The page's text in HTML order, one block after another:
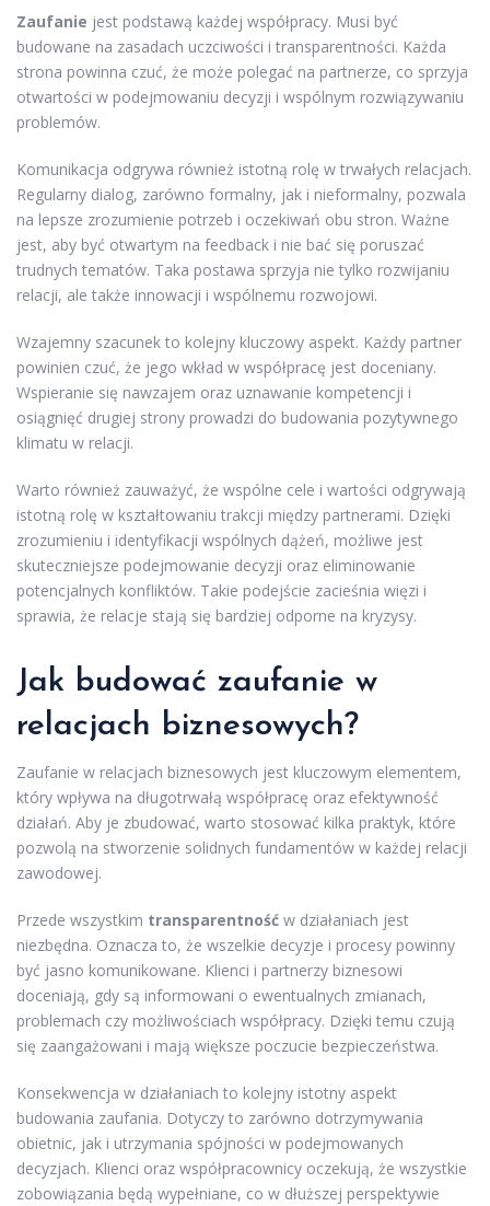
Zaufanie jest podstawą każdej współpracy. Musi być
budowane na zasadach uczciwości i transparentności. Każda
strona powinna czuć, że może polegać na partnerze, co sprzyja
otwartości w podejmowaniu decyzji i wspólnym rozwiązywaniu
problemów.
Komunikacja odgrywa również istotną rolę w trwałych relacjach.
Regularny dialog, zarówno formalny, jak i nieformalny, pozwala
na lepsze zrozumienie potrzeb i oczekiwań obu stron. Ważne
jest, aby być otwartym na feedback i nie bać się poruszać
trudnych tematów. Taka postawa sprzyja nie tylko rozwijaniu
relacji, ale także innowacji i wspólnemu rozwojowi.
Wzajemny szacunek to kolejny kluczowy aspekt. Każdy partner
powinien czuć, że jego wkład w współpracę jest doceniany.
Wspieranie się nawzajem oraz uznawanie kompetencji i
osiągnięć drugiej strony prowadzi do budowania pozytywnego
klimatu w relacji.
Warto również zauważyć, że wspólne cele i wartości odgrywają
istotną rolę w kształtowaniu trakcji między partnerami. Dzięki
zrozumieniu i identyfikacji wspólnych dążeń, możliwe jest
skuteczniejsze podejmowanie decyzji oraz eliminowanie
potencjalnych konfliktów. Takie podejście zacieśnia więzi i
sprawia, że relacje stają się bardziej odporne na kryzysy.
Jak budować zaufanie w
relacjach biznesowych?
Zaufanie w relacjach biznesowych jest kluczowym elementem,
który wpływa na długotrwałą współpracę oraz efektywność
działań. Aby je zbudować, warto stosować kilka praktyk, które
pozwolą na stworzenie solidnych fundamentów w każdej relacji
zawodowej.
Przede wszystkim transparentność w działaniach jest
niezbędna. Oznacza to, że wszelkie decyzje i procesy powinny
być jasno komunikowane. Klienci i partnerzy biznesowi
doceniają, gdy są informowani o ewentualnych zmianach,
problemach czy możliwościach współpracy. Dzięki temu czują
się zaangażowani i mają większe poczucie bezpieczeństwa.
Konsekwencja w działaniach to kolejny istotny aspekt
budowania zaufania. Dotyczy to zarówno dotrzymywania
obietnic, jak i utrzymania spójności w podejmowanych
decyzjach. Klienci oraz współpracownicy oczekują, że wszystkie
zobowiązania będą wypełniane, co w dłuższej perspektywie